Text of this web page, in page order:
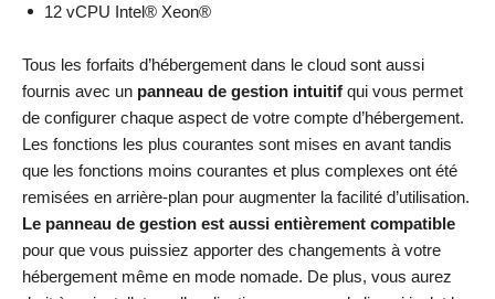
12 vCPU Intel® Xeon®
Tous les forfaits d’hébergement dans le cloud sont aussi
fournis avec un panneau de gestion intuitif qui vous permet
de configurer chaque aspect de votre compte d’hébergement.
Les fonctions les plus courantes sont mises en avant tandis
que les fonctions moins courantes et plus complexes ont été
remisées en arrière-plan pour augmenter la facilité d’utilisation.
Le panneau de gestion est aussi entièrement compatible
pour que vous puissiez apporter des changements à votre
hébergement même en mode nomade. De plus, vous aurez